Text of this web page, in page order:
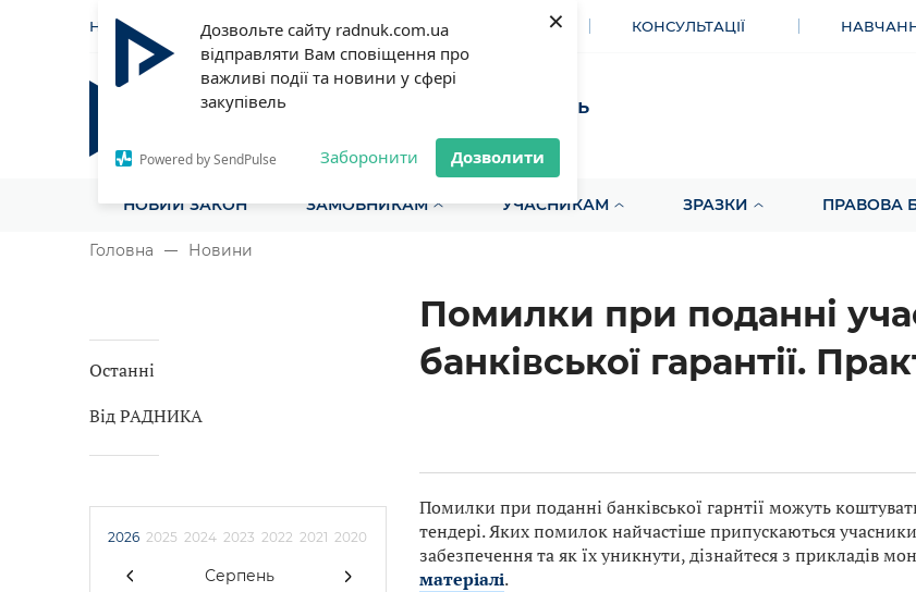
Дозвольте сайту radnuk.com.ua
відправляти Вам сповіщення про
важливі події та новини у сфері
закупівель
Powered by SendPulse Заборонити Дозволити
×
НОВИНИ СТАТТІ ІНСТРУМЕНТИ КОНСУЛЬТАЦІЇ
Радник у сфері публічних закупівель
НОВИЙ ЗАКОН ЗАМОВНИКАМ УЧАСНИКАМ ЗРАЗКИ ПРАВОВА
Головна Новини
Останні
Від РАДНИКА
2026 2025 2024 2023 2022 2021 2020
Серпень
Помилки при поданні
банківської гарантії.
Помилки при поданні банківської гарнтії можуть
тендері. Яких помилок найчастіше припускаються
забезпечення та як їх уникнути, дізнайтеся з прикладів
матеріалі.